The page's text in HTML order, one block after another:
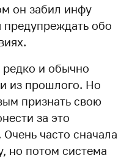
он забил инфу
обо
редко и обычно
из прошлого. Но
признать свою
за это
часто сначала
но потом система